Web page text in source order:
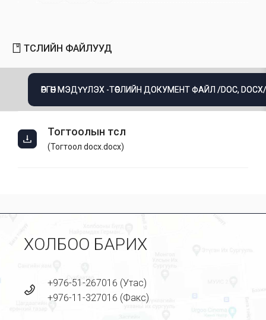
ТӨСЛИЙН ФАЙЛУУД
ӨРГӨН МЭДҮҮЛЭХ -ТӨСЛИЙН ДОКУМЕНТ ФАЙЛ /DOC, DOCX/
Тогтоолын төсөл
(Тогтоол docx.docx)
ХОЛБОО БАРИХ
+976-51-267016 (Утас)
+976-11-327016 (Факс)